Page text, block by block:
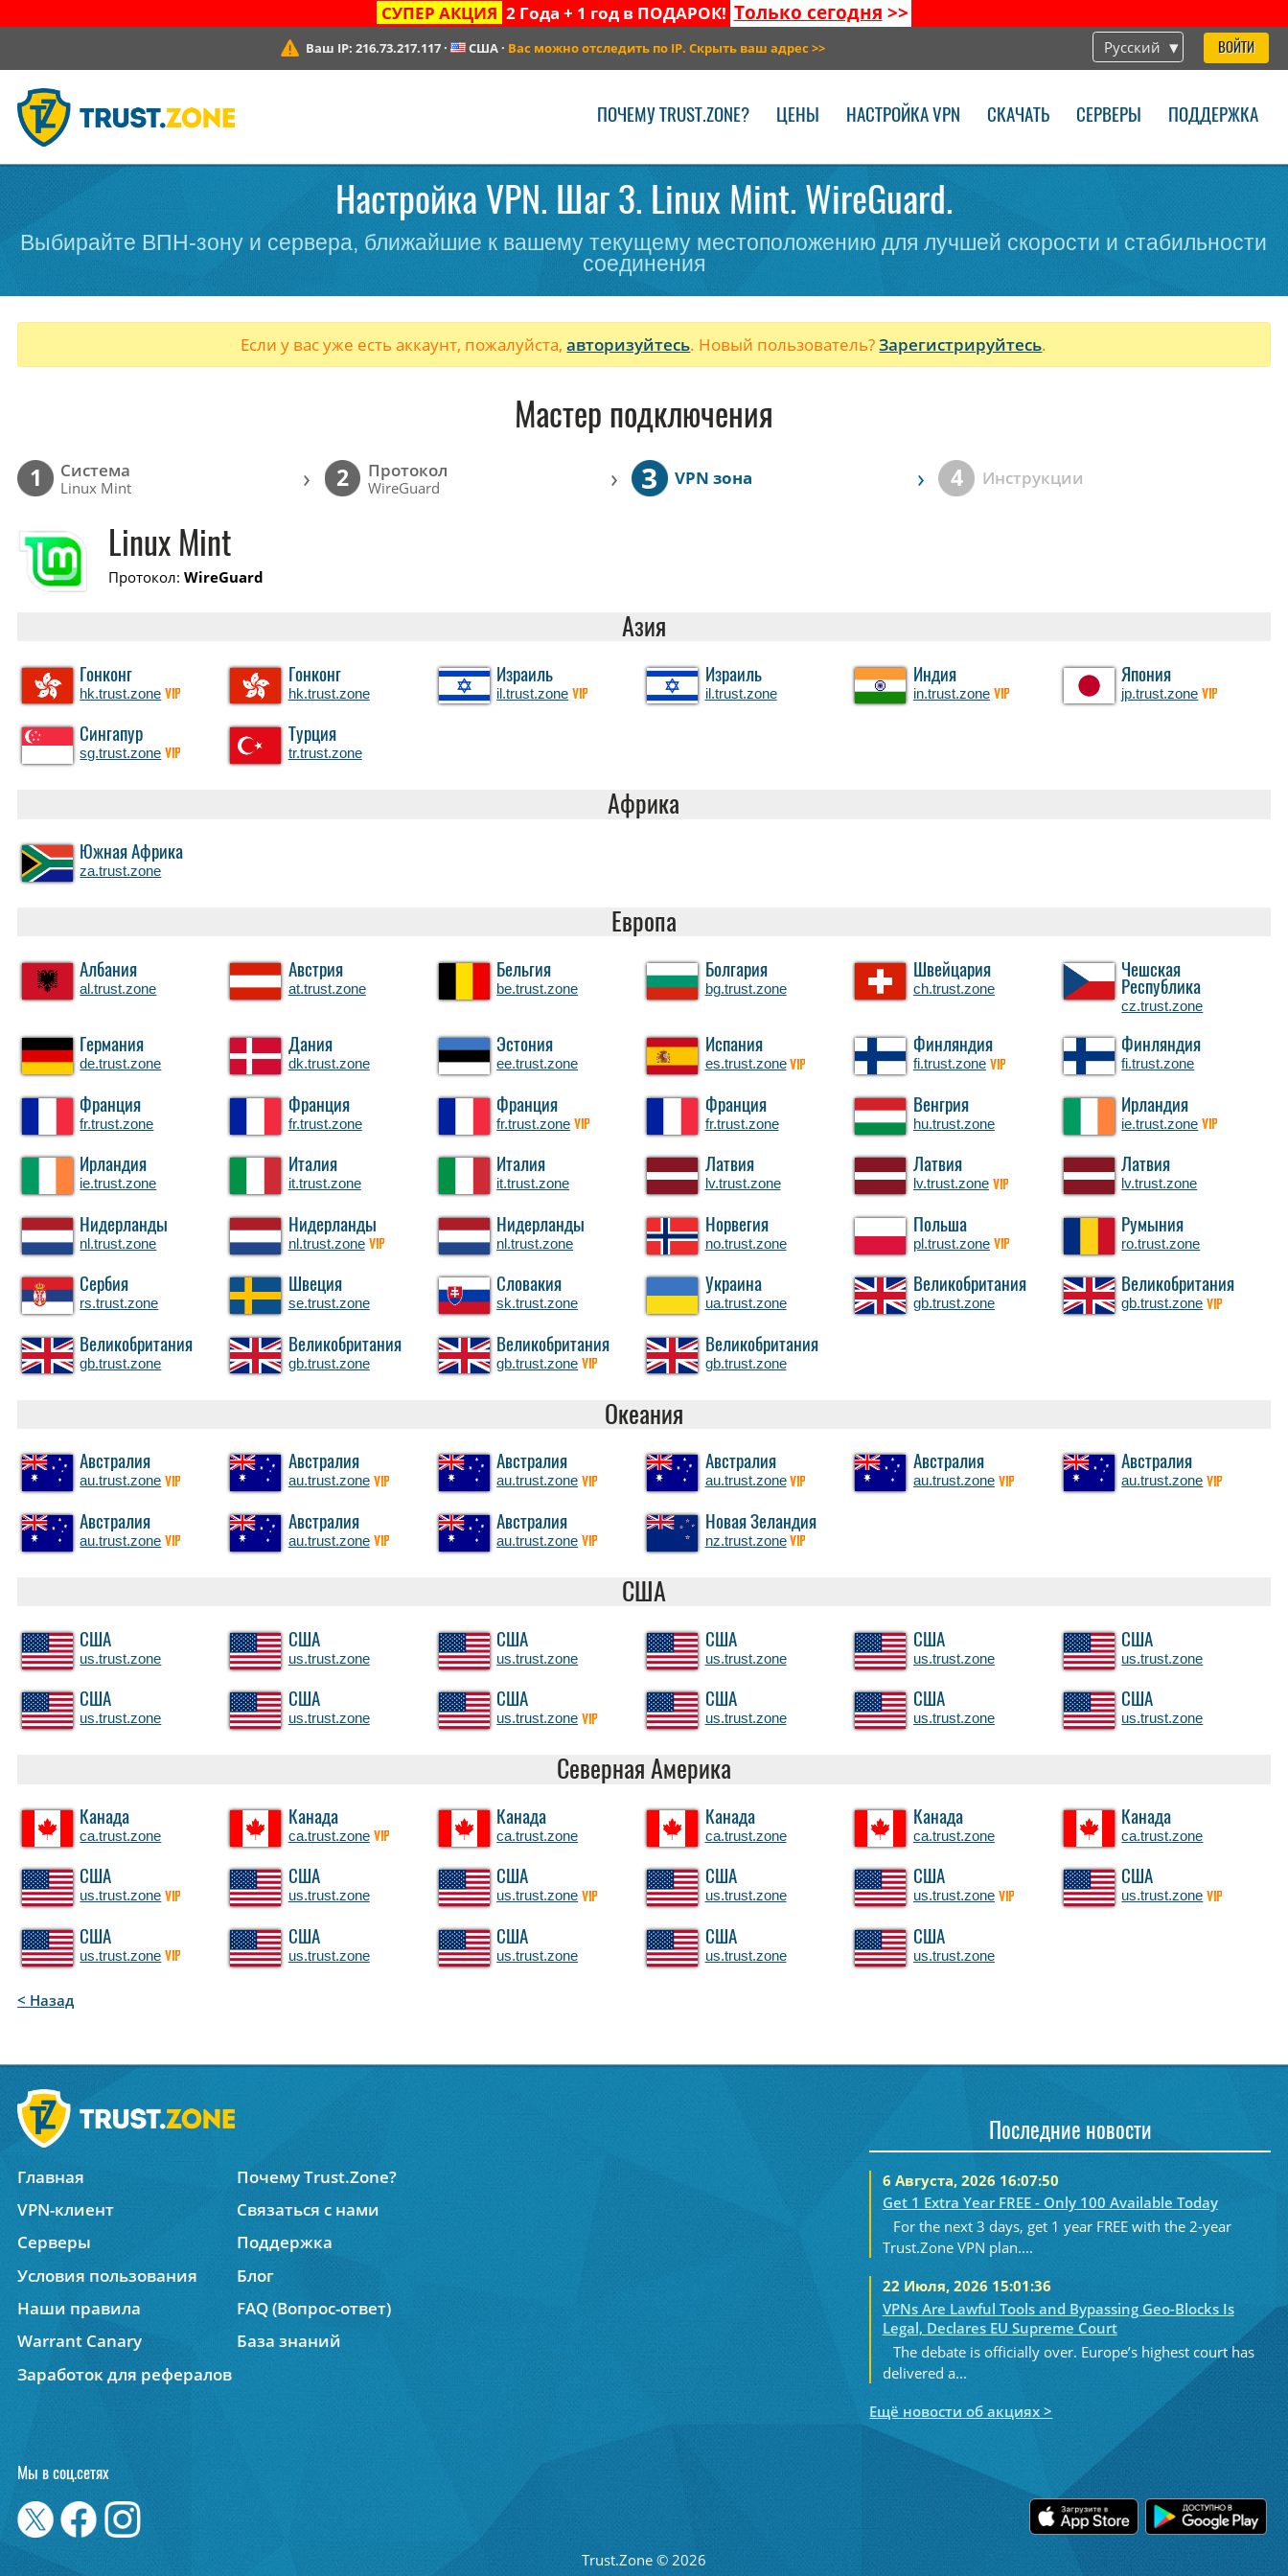
СУПЕР АКЦИЯ 2 Года + 1 год в ПОДАРОК! Только сегодня >>
Русский ВОЙТИ
Ваш IP:216.73.217.117 · США· Вас можно отследить по IP. Скрыть ваш адрес >>
ПОЧЕМУ TRUST.ZONE? ЦЕНЫ НАСТРОЙКА VPN СКАЧАТЬ СЕРВЕРЫ ПОДДЕРЖКА
Настройка VPN. Шаг 3. Linux Mint. WireGuard.
Выбирайте ВПН-зону и сервера, ближайшие к вашему текущему местоположению для лучшей скорости и стабильности
соединения
Если у вас уже есть аккаунт, пожалуйста,авторизуйтесь. Новый пользователь?Зарегистрируйтесь.
Мастер подключения
1 Cистема
Linux Mint › 2 Протокол
WireGuard › 3 VPN зона › 4 Инструкции
Linux Mint
Протокол: WireGuard
Азия
Гонконг
hk.trust.zone VIP
Гонконг
hk.trust.zone
Израиль
il.trust.zone VIP
Израиль
il.trust.zone
Индия
in.trust.zone VIP
Япония
jp.trust.zone VIP
Сингапур
sg.trust.zone VIP
Турция
tr.trust.zone
Африка
Южная Африка
za.trust.zone
Европа
Албания
al.trust.zone
Австрия
at.trust.zone
Бельгия
be.trust.zone
Болгария
bg.trust.zone
Швейцария
ch.trust.zone
Чешская
Республика
cz.trust.zone
Германия
de.trust.zone
Дания
dk.trust.zone
Эстония
ee.trust.zone
Испания
es.trust.zone VIP
Финляндия
fi.trust.zone VIP
Финляндия
fi.trust.zone
Франция
fr.trust.zone
Франция
fr.trust.zone
Франция
fr.trust.zone VIP
Франция
fr.trust.zone
Венгрия
hu.trust.zone
Ирландия
ie.trust.zone VIP
Ирландия
ie.trust.zone
Италия
it.trust.zone
Италия
it.trust.zone
Латвия
lv.trust.zone
Латвия
lv.trust.zone VIP
Латвия
lv.trust.zone
Нидерланды
nl.trust.zone
Нидерланды
nl.trust.zone VIP
Нидерланды
nl.trust.zone
Норвегия
no.trust.zone
Польша
pl.trust.zone VIP
Румыния
ro.trust.zone
Сербия
rs.trust.zone
Швеция
se.trust.zone
Словакия
sk.trust.zone
Украина
ua.trust.zone
Великобритания
gb.trust.zone
Великобритания
gb.trust.zone VIP
Великобритания
gb.trust.zone
Великобритания
gb.trust.zone
Великобритания
gb.trust.zone VIP
Великобритания
gb.trust.zone
Океания
Австралия
au.trust.zone VIP
Австралия
au.trust.zone VIP
Австралия
au.trust.zone VIP
Австралия
au.trust.zone VIP
Австралия
au.trust.zone VIP
Австралия
au.trust.zone VIP
Австралия
au.trust.zone VIP
Австралия
au.trust.zone VIP
Австралия
au.trust.zone VIP
Новая Зеландия
nz.trust.zone VIP
США
США
us.trust.zone
США
us.trust.zone
США
us.trust.zone
США
us.trust.zone
США
us.trust.zone
США
us.trust.zone
США
us.trust.zone
США
us.trust.zone
США
us.trust.zone VIP
США
us.trust.zone
США
us.trust.zone
США
us.trust.zone
Северная Америка
Канада
ca.trust.zone
Канада
ca.trust.zone VIP
Канада
ca.trust.zone
Канада
ca.trust.zone
Канада
ca.trust.zone
Канада
ca.trust.zone
США
us.trust.zone VIP
США
us.trust.zone
США
us.trust.zone VIP
США
us.trust.zone
США
us.trust.zone VIP
США
us.trust.zone VIP
США
us.trust.zone VIP
США
us.trust.zone
США
us.trust.zone
США
us.trust.zone
США
us.trust.zone
< Назад
Главная
Почему Trust.Zone?
VPN-клиент
Связаться с нами
Серверы
Поддержка
Условия пользования
Блог
Наши правила
FAQ (Вопрос-ответ)
Warrant Canary
База знаний
Заработок для рефералов
Последние новости
6 Августа, 2026 16:07:50
Get 1 Extra Year FREE - Only 100 Available Today
For the next 3 days, get 1 year FREE with the 2-year
Trust.Zone VPN plan....
22 Июля, 2026 15:01:36
VPNs Are Lawful Tools and Bypassing Geo-Blocks Is
Legal, Declares EU Supreme Court
The debate is officially over. Europe’s highest court has
delivered a...
Ещё новости об акциях >
Мы в соц.сетях
Trust.Zone © 2026